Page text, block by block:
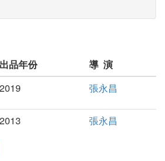
出品年份
導 演
2019 張永昌
2013 張永昌